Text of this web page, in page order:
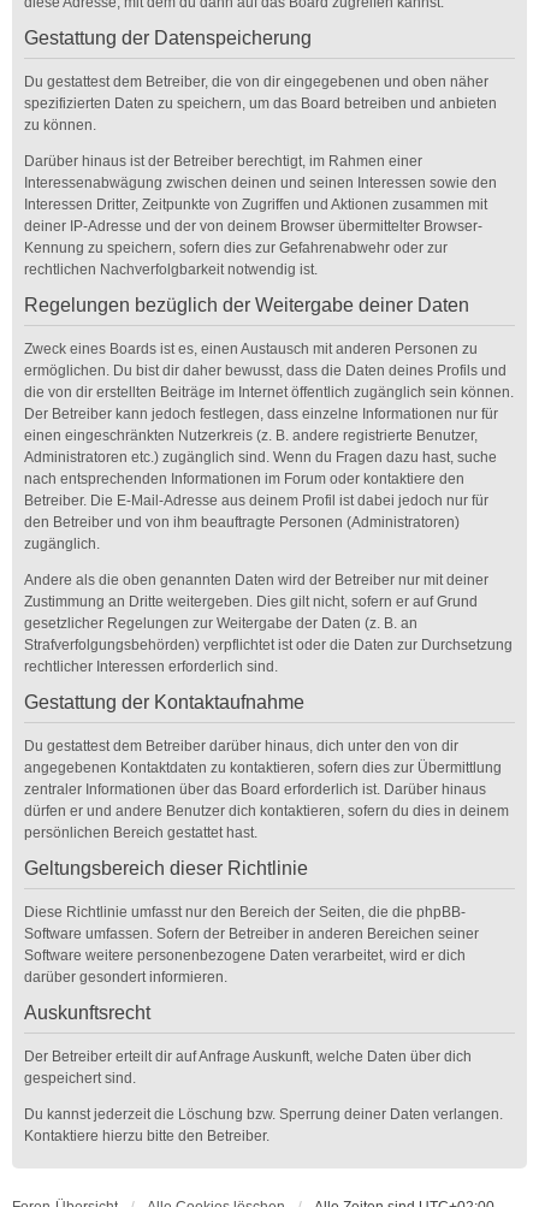
Gestattung der Datenspeicherung
Du gestattest dem Betreiber, die von dir eingegebenen und oben näher
spezifizierten Daten zu speichern, um das Board betreiben und anbieten
zu können.
Darüber hinaus ist der Betreiber berechtigt, im Rahmen einer
Interessenabwägung zwischen deinen und seinen Interessen sowie den
Interessen Dritter, Zeitpunkte von Zugriffen und Aktionen zusammen mit
deiner IP-Adresse und der von deinem Browser übermittelter Browser-
Kennung zu speichern, sofern dies zur Gefahrenabwehr oder zur
rechtlichen Nachverfolgbarkeit notwendig ist.
Regelungen bezüglich der Weitergabe deiner Daten
Zweck eines Boards ist es, einen Austausch mit anderen Personen zu
ermöglichen. Du bist dir daher bewusst, dass die Daten deines Profils und
die von dir erstellten Beiträge im Internet öffentlich zugänglich sein können.
Der Betreiber kann jedoch festlegen, dass einzelne Informationen nur für
einen eingeschränkten Nutzerkreis (z. B. andere registrierte Benutzer,
Administratoren etc.) zugänglich sind. Wenn du Fragen dazu hast, suche
nach entsprechenden Informationen im Forum oder kontaktiere den
Betreiber. Die E-Mail-Adresse aus deinem Profil ist dabei jedoch nur für
den Betreiber und von ihm beauftragte Personen (Administratoren)
zugänglich.
Andere als die oben genannten Daten wird der Betreiber nur mit deiner
Zustimmung an Dritte weitergeben. Dies gilt nicht, sofern er auf Grund
gesetzlicher Regelungen zur Weitergabe der Daten (z. B. an
Strafverfolgungsbehörden) verpflichtet ist oder die Daten zur Durchsetzung
rechtlicher Interessen erforderlich sind.
Gestattung der Kontaktaufnahme
Du gestattest dem Betreiber darüber hinaus, dich unter den von dir
angegebenen Kontaktdaten zu kontaktieren, sofern dies zur Übermittlung
zentraler Informationen über das Board erforderlich ist. Darüber hinaus
dürfen er und andere Benutzer dich kontaktieren, sofern du dies in deinem
persönlichen Bereich gestattet hast.
Geltungsbereich dieser Richtlinie
Diese Richtlinie umfasst nur den Bereich der Seiten, die die phpBB-
Software umfassen. Sofern der Betreiber in anderen Bereichen seiner
Software weitere personenbezogene Daten verarbeitet, wird er dich
darüber gesondert informieren.
Auskunftsrecht
Der Betreiber erteilt dir auf Anfrage Auskunft, welche Daten über dich
gespeichert sind.
Du kannst jederzeit die Löschung bzw. Sperrung deiner Daten verlangen.
Kontaktiere hierzu bitte den Betreiber.